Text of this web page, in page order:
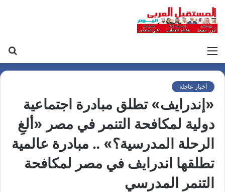
أخبار عاجلة
«إندرايف» تطلق مبادرة اجتماعية
دولية لمكافحة التنمر في مصر «ألغِ
الرحلة المدرسية؟» .. مبادرة عالمية
تطلقها اندرايف في مصر لمكافحة
التنمر المدرسي